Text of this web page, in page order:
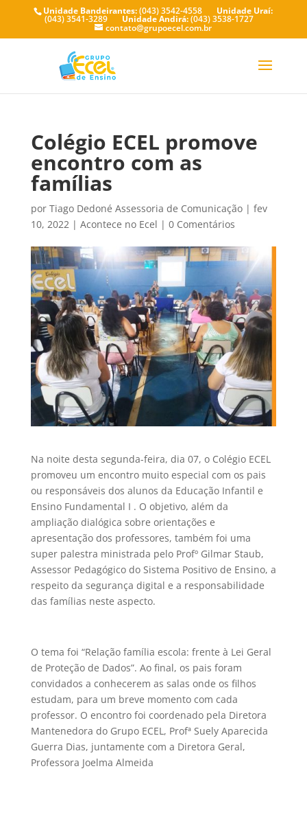
Unidade Bandeirantes:(043) 3542-4558 Unidade Uraí:
(043) 3541-3289 Unidade Andirá:(043) 3538-1727
contato@grupoecel.com.br
Colégio ECEL promove
encontro com as
famílias
por Tiago Dedoné Assessoria de Comunicação| fev
10, 2022| Acontece no Ecel | 0 Comentários
Na noite desta segunda-feira, dia 07, o Colégio ECEL
promoveu um encontro muito especial com os pais
ou responsáveis dos alunos da Educação Infantil e
Ensino Fundamental I . O objetivo, além da
ampliação dialógica sobre orientações e
apresentação dos professores, também foi uma
super palestra ministrada pelo Profº Gilmar Staub,
Assessor Pedagógico do Sistema Positivo de Ensino, a
respeito da segurança digital e a responsabilidade
das famílias neste aspecto.
O tema foi “Relação família escola: frente à Lei Geral
de Proteção de Dados”. Ao final, os pais foram
convidados a conhecerem as salas onde os filhos
estudam, para um breve momento com cada
professor. O encontro foi coordenado pela Diretora
Mantenedora do Grupo ECEL, Profª Suely Aparecida
Guerra Dias, juntamente com a Diretora Geral,
Professora Joelma Almeida